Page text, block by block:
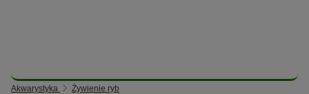
Akwarystyka Żywienie ryb